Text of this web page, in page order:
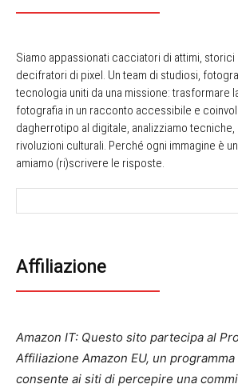
Siamo appassionati cacciatori di attimi, storici
decifratori di pixel. Un team di studiosi,
tecnologia uniti da una missione: trasformare
fotografia in un racconto accessibile e
dagherrotipo al digitale, analizziamo
rivoluzioni culturali. Perché ogni immagine è
amiamo (ri)scrivere le risposte.
Affiliazione
Amazon IT: Questo sito partecipa al
Affiliazione Amazon EU, un
consente ai siti di percepire una